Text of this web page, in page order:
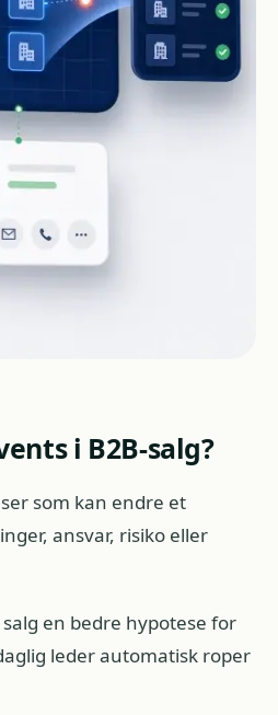
i B2B-salg?
som kan endre et
ansvar, risiko eller
en bedre hypotese for
leder automatisk roper